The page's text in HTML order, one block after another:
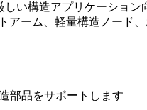
い構造アプリケーショ
ーム、軽量構造ノード
部品をサポートします